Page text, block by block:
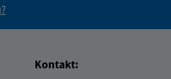
Kontakt: